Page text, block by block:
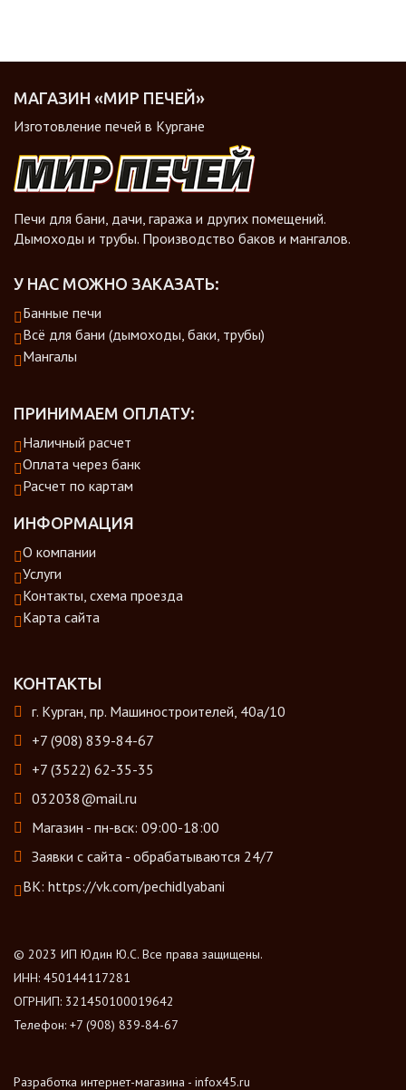
МАГАЗИН «МИР ПЕЧЕЙ»
Изготовление печей в Кургане
Печи для бани, дачи, гаража и других помещений.
Дымоходы и трубы. Производство баков и мангалов.
У НАС МОЖНО ЗАКАЗАТЬ:
Банные печи
Всё для бани (дымоходы, баки, трубы)
Мангалы
ПРИНИМАЕМ ОПЛАТУ:
Наличный расчет
Оплата через банк
Расчет по картам
ИНФОРМАЦИЯ
О компании
Услуги
Контакты, схема проезда
Карта сайта
КОНТАКТЫ
г. Курган, пр. Машиностроителей, 40а/10
+7 (908) 839-84-67
+7 (3522) 62-35-35
032038@mail.ru
Магазин - пн-вск: 09:00-18:00
Заявки с сайта - обрабатываются 24/7
ВК: https://vk.com/pechidlyabani
© 2023 ИП Юдин Ю.С. Все права защищены.
ИНН: 450144117281
ОГРНИП: 321450100019642
Телефон: +7 (908) 839-84-67
Разработка интернет-магазина - infox45.ru